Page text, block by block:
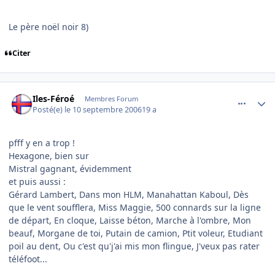
Le père noël noir 8)
Citer
Iles-Féroé Membres Forum
Posté(e) le 10 septembre 200619 a
pfff y en a trop !
Hexagone, bien sur
Mistral gagnant, évidemment
et puis aussi :
Gérard Lambert, Dans mon HLM, Manahattan Kaboul, Dès
que le vent soufflera, Miss Maggie, 500 connards sur la ligne
de départ, En cloque, Laisse béton, Marche à l'ombre, Mon
beauf, Morgane de toi, Putain de camion, Ptit voleur, Etudiant
poil au dent, Ou c'est qu'j'ai mis mon flingue, J'veux pas rater
téléfoot...